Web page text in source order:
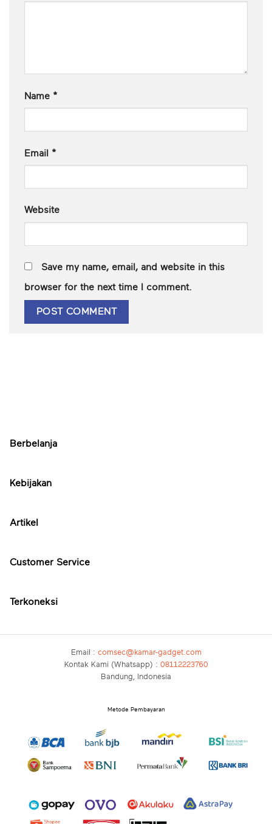
Name *
Email *
Website
Save my name, email, and website in this
browser for the next time I comment.
Berbelanja
Kebijakan
Artikel
Customer Service
Terkoneksi
Email : comsec@kamar-gadget.com
Kontak Kami (Whatsapp) : 08112223760
Bandung, Indonesia
Metode Pembayaran